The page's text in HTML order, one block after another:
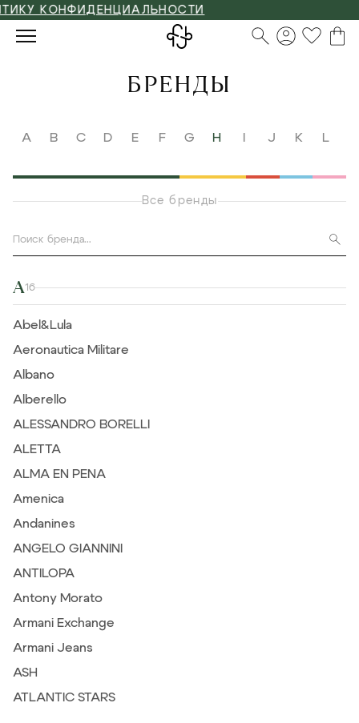
БРЕНДЫ
A B C D E F G H I J K L
Все бренды
A16
Abel&Lula
Aeronautica Militare
Albano
Alberello
ALESSANDRO BORELLI
ALETTA
ALMA EN PENA
Amenica
Andanines
ANGELO GIANNINI
ANTILOPA
Antony Morato
Armani Exchange
Armani Jeans
ASH
ATLANTIC STARS